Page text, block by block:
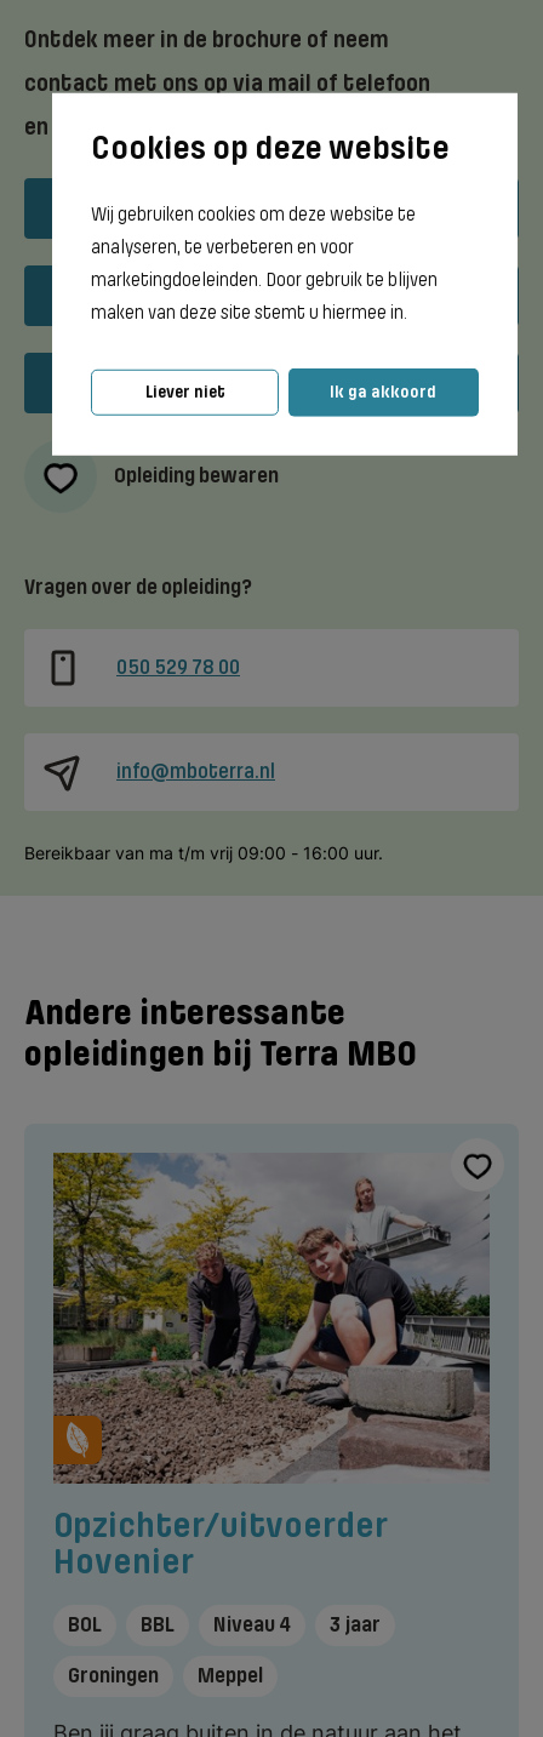
Wij gebruiken cookies om deze website te
analyseren, te verbeteren en voor
marketingdoeleinden. Door gebruik te blijven
maken van deze site stemt u hiermee in.
Liever niet Ik ga akkoord
Ontdek meer in de brochure of neem
contact met ons op via mail of telefoon
en stel je vragen.
Download opleidingsflyer
Open dagen
Meeloopdagen
Opleiding bewaren
Vragen over de opleiding?
050 529 78 00
info@mboterra.nl
Bereikbaar van ma t/m vrij 09:00 - 16:00 uur.
Andere interessante
opleidingen bij Terra MBO
Opzichter/uitvoerder
Hovenier
BOL BBL Niveau 4 3 jaar
Groningen Meppel